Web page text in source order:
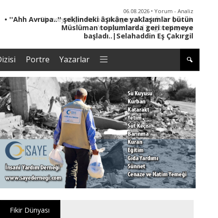
06.08.2026 • Yorum - Analiz
• ''Ahh Avrupa..'' şeklindeki âşıkâne yaklaşımlar bütün
Müslüman toplumlarda geri tepmeye
başladı..|Selahaddin Eş Çakırgil
Portre Yazarlar
Fikir Dünyası